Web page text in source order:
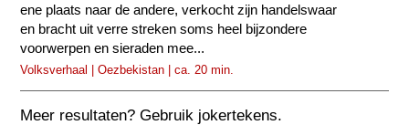
ene plaats naar de andere, verkocht zijn handelswaar
en bracht uit verre streken soms heel bijzondere
voorwerpen en sieraden mee...
Volksverhaal | Oezbekistan | ca. 20 min.
Meer resultaten? Gebruik jokertekens.